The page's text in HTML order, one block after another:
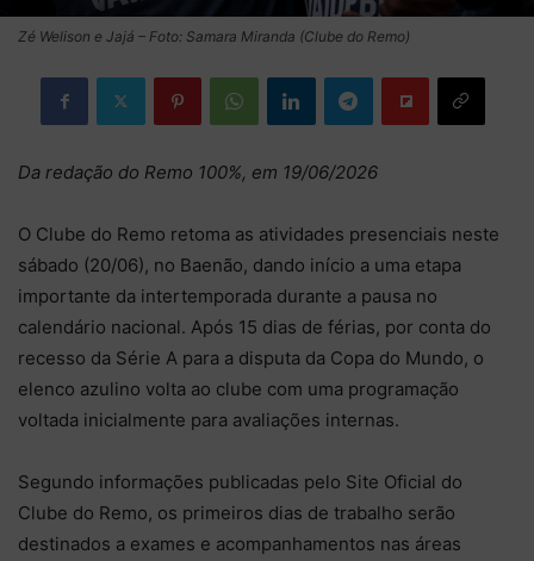
Zé Welison e Jajá – Foto: Samara Miranda (Clube do Remo)
Da redação do Remo 100%, em 19/06/2026
O Clube do Remo retoma as atividades presenciais neste
sábado (20/06), no Baenão, dando início a uma etapa
importante da intertemporada durante a pausa no
calendário nacional. Após 15 dias de férias, por conta do
recesso da Série A para a disputa da Copa do Mundo, o
elenco azulino volta ao clube com uma programação
voltada inicialmente para avaliações internas.
Segundo informações publicadas pelo Site Oficial do
Clube do Remo, os primeiros dias de trabalho serão
destinados a exames e acompanhamentos nas áreas